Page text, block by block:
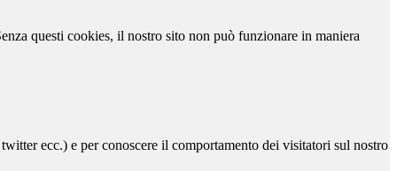
questi cookies, il nostro sito non può funzionare in maniera
ecc.) e per conoscere il comportamento dei visitatori sul nostro